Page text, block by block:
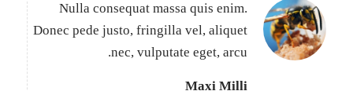
Nulla consequat massa quis enim.
Donec pede justo, fringilla vel, aliquet
nec, vulputate eget, arcu.
Maxi Milli